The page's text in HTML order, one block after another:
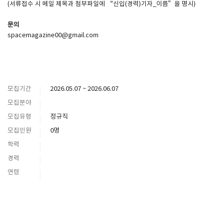
(서류접수 시 메일 제목과 첨부파일에 “신입(경력)기자_이름”을 명시)
문의
spacemagazine00@gmail.com
모집기간
2026.05.07 ~ 2026.06.07
모집분야
모집유형
정규직
모집인원
0명
학력
경력
연령